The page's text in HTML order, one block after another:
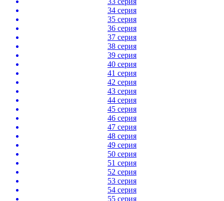
34 серия
35 серия
36 серия
37 серия
38 серия
39 серия
40 серия
41 серия
42 серия
43 серия
44 серия
45 серия
46 серия
47 серия
48 серия
49 серия
50 серия
51 серия
52 серия
53 серия
54 серия
55 серия